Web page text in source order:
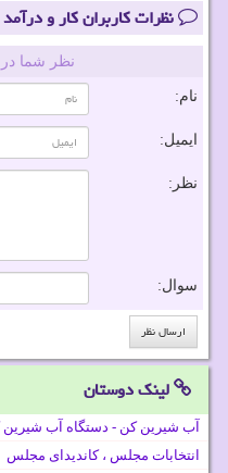
نظرات کاربران کار و
نظر شما
نام:
ایمیل:
نظر:
سوال:
لینک دوستان
آب شیرین کن - دستگاه آب شیرین
انتخابات مجلس ، کاندیدای مجلس